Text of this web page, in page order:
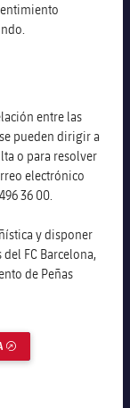
entre las
pueden dirigir a
o para resolver
electrónico
36 00.
y disponer
FC Barcelona,
de Peñas
ENLACE EXTERNO